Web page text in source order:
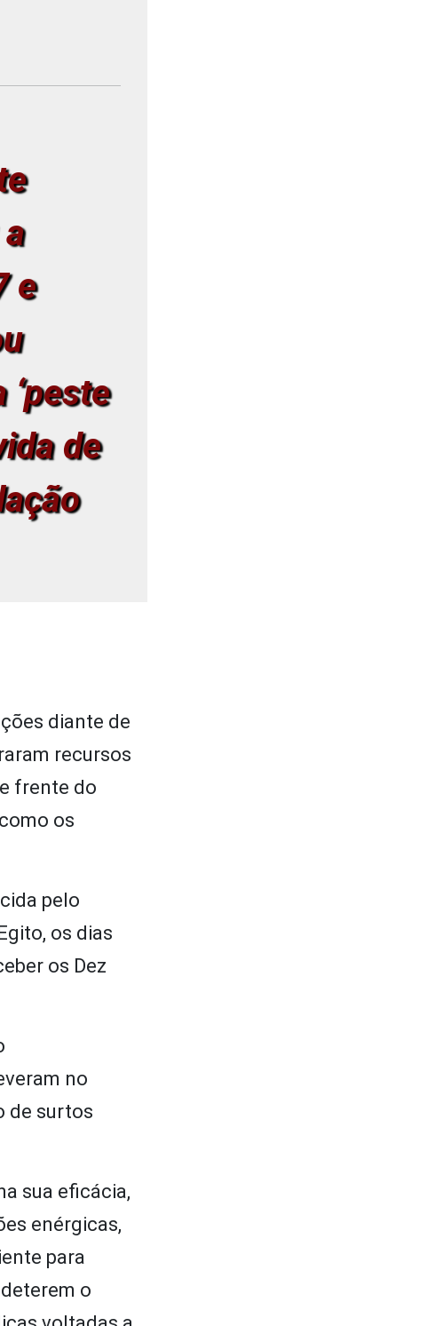
e
de
diante de
recursos
frente do
os
pelo
os dias
os Dez
no
de surtos
sua eficácia,
enérgicas,
para
o